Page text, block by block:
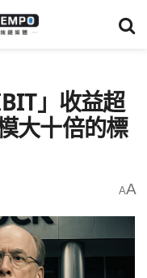
」收益超
大十倍的標
AA